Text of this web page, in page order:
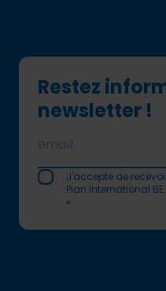
Restez
newsletter !
J'accepte de
Plan International BE.
*